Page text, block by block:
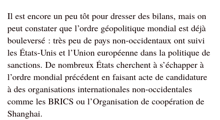
Il est encore un peu tôt pour dresser des bilans, mais on
peut constater que l’ordre géopolitique mondial est déjà
bouleversé : très peu de pays non-occidentaux ont suivi
les États-Unis et l’Union européenne dans la politique de
sanctions. De nombreux États cherchent à s’échapper à
l’ordre mondial précédent en faisant acte de candidature
à des organisations internationales non-occidentales
comme les BRICS ou l’Organisation de coopération de
Shanghai.